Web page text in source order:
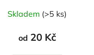
Skladem (>5 ks)
od 20 Kč